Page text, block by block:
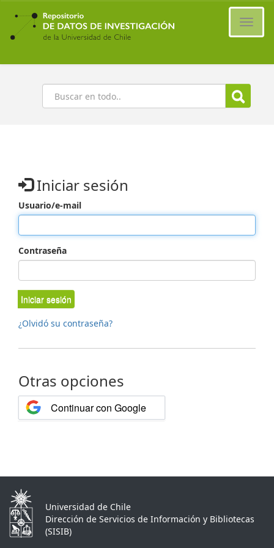
Ir
contenido
principal
Buscar
Iniciar sesión
Usuario/e-mail
Contraseña
Iniciar sesión
¿Olvidó su contraseña?
Otras opciones
Continuar con Google
Universidad de Chile
Dirección de Servicios de Información y Bibliotecas
(SISIB)